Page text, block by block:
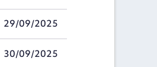
29/09/2025
30/09/2025